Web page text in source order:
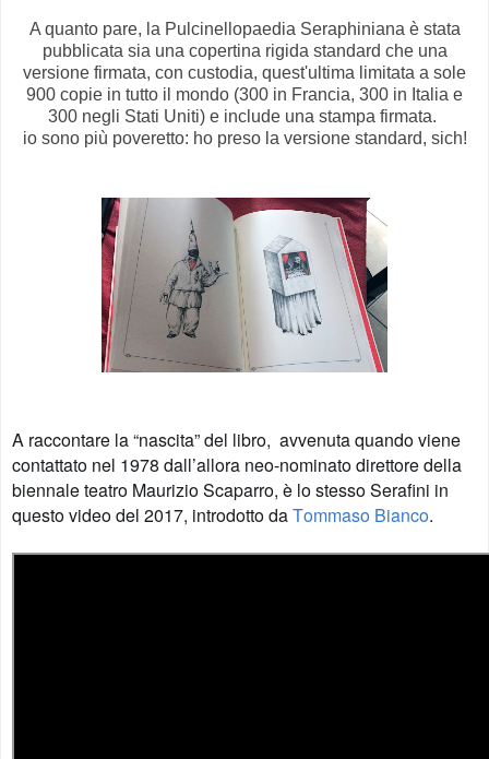
A quanto pare, la Pulcinellopaedia Seraphiniana è stata
pubblicata sia una copertina rigida standard che una
versione firmata, con custodia, quest'ultima limitata a sole
900 copie in tutto il mondo (300 in Francia, 300 in Italia e
300 negli Stati Uniti) e include una stampa firmata.
io sono più poveretto: ho preso la versione standard, sich!
A raccontare la “nascita” del libro, avvenutaquando viene
contattato nel 1978 dall’allora neo-nominato direttore della
biennale teatro Maurizio Scaparro, è lo stesso Serafini in
questo video del 2017, introdotto daTommaso Bianco.